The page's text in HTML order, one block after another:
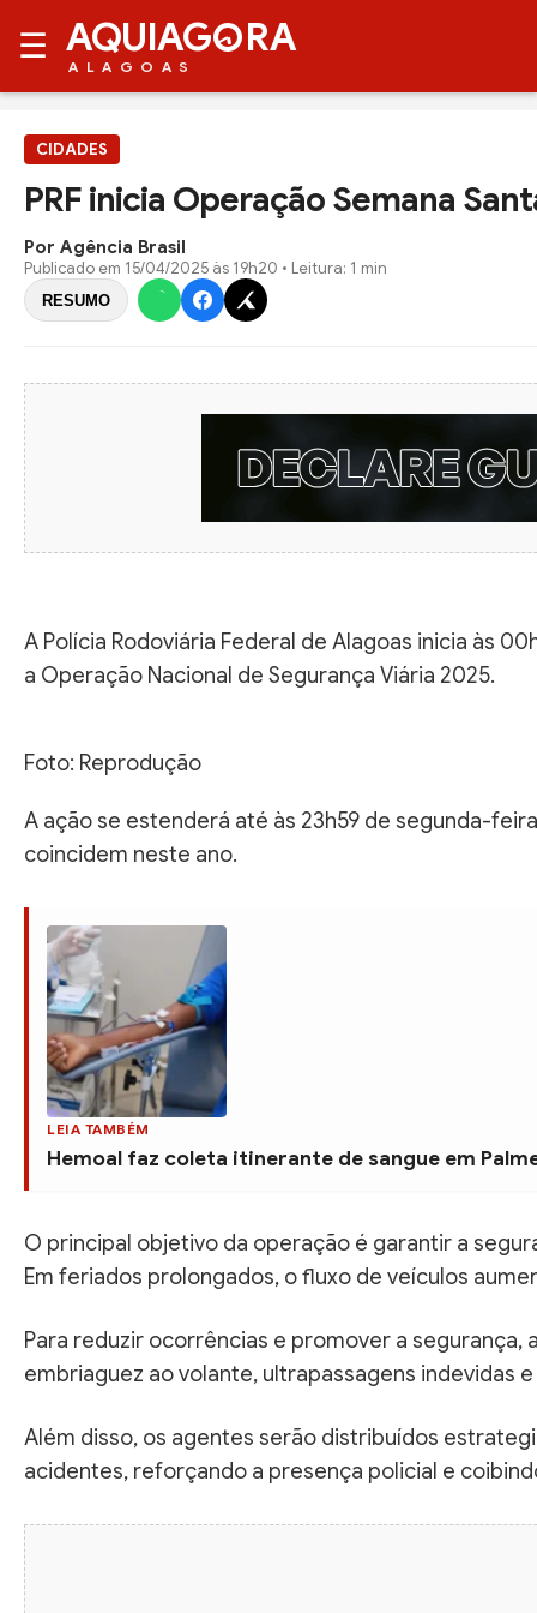
☰ AQUIAG RA
ALAGOAS
CIDADES
PRF inicia Operação Semana
Por Agência Brasil
Publicado em 15/04/2025 às 19h20 • Leitura: 1 min
RESUMO
A Polícia Rodoviária Federal de Alagoas inicia às
a Operação Nacional de Segurança Viária 2025.
Foto: Reprodução
A ação se estenderá até às 23h59 de segunda-
coincidem neste ano.
LEIA TAMBÉM
Hemoal faz coleta itinerante de sangue em
O principal objetivo da operação é garantir a
Em feriados prolongados, o fluxo de veículos
Para reduzir ocorrências e promover a
embriaguez ao volante, ultrapassagens indevidas
Além disso, os agentes serão distribuídos
acidentes, reforçando a presença policial e